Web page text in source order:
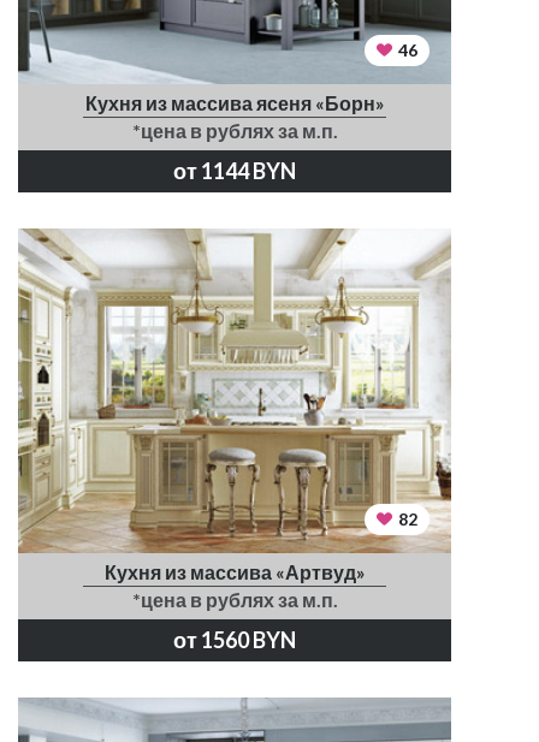
46
Кухня из массива ясеня «Борн»
*цена в рублях за м.п.
от 1144 BYN
82
Кухня из массива «Артвуд»
*цена в рублях за м.п.
от 1560 BYN